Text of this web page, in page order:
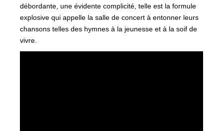
débordante, une évidente complicité, telle est la formule
explosive qui appelle la salle de concert à entonner leurs
chansons telles des hymnes à la jeunesse et à la soif de
vivre.